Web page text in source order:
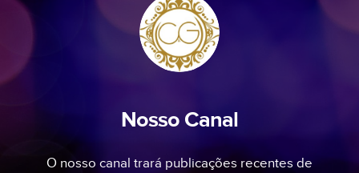
Nosso Canal
O nosso canal trará publicações recentes de